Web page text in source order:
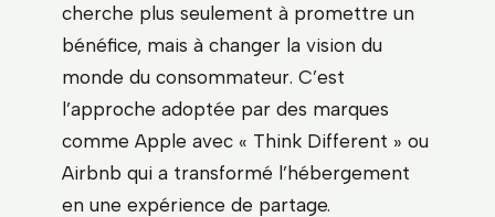
cherche plus seulement à promettre un
bénéfice, mais à changer la vision du
monde du consommateur. C’est
l’approche adoptée par des marques
comme Apple avec « Think Different » ou
Airbnb qui a transformé l’hébergement
en une expérience de partage.